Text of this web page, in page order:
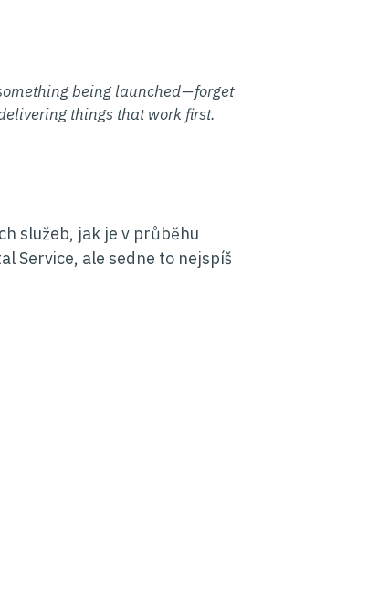
being launched — forget
things that work first.
služeb, jak je v průběhu
Service, ale sedne to nejspíš